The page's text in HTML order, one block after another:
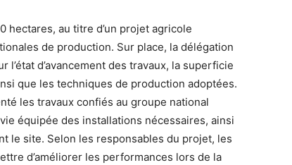
hectares, au titre d’un projet agricole
de production. Sur place, la délégation
d’avancement des travaux, la superficie
que les techniques de production adoptées.
les travaux confiés au groupe national
équipée des installations nécessaires, ainsi
le site. Selon les responsables du projet, les
d’améliorer les performances lors de la